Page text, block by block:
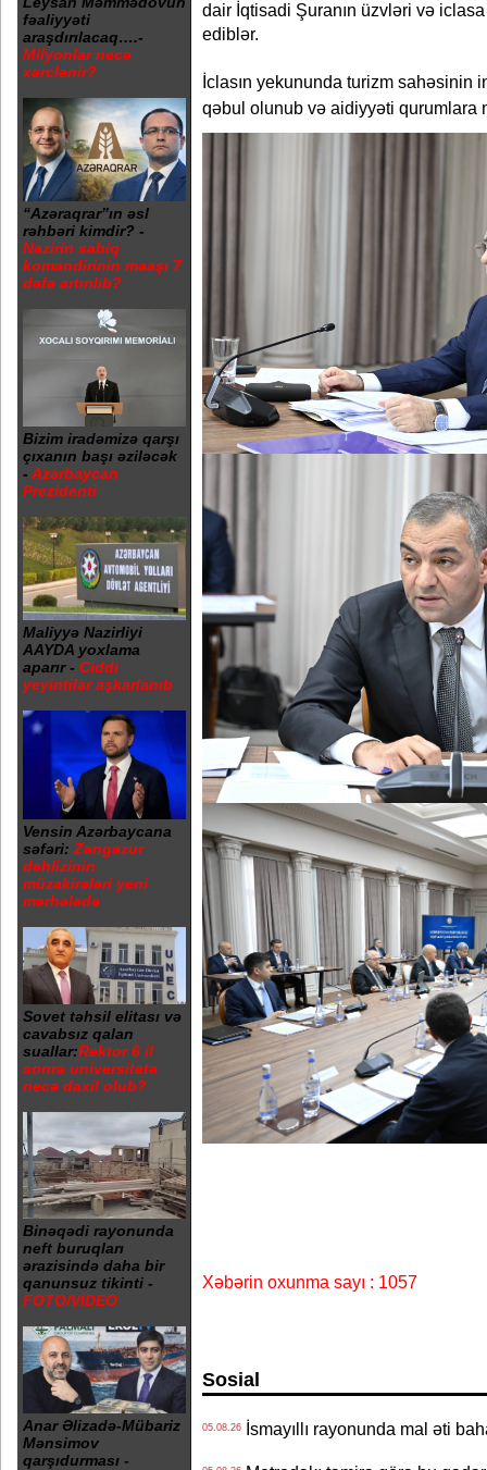
fəaliyyəti
araşdırılacaq….-
Milyonlar necə
xərclənir?
“Azəraqrar”ın əsl
rəhbəri kimdir? -
Nazirin sabiq
komandirinin maaşı 7
dəfə artırılıb?
Bizim iradəmizə qarşı
çıxanın başı əziləcək
- Azərbaycan
Prezidenti
Maliyyə Nazirliyi
AAYDA yoxlama
aparır - Ciddi
yeyintilər aşkarlanıb
Vensin Azərbaycana
səfəri: Zəngəzur
dəhlizinin
müzakirələri yeni
mərhələdə
Sovet təhsil elitası və
cavabsız qalan
suallar:Rektor 6 il
sonra universitetə
necə daxil olub?
Binəqədi rayonunda
neft buruqları
ərazisində daha bir
qanunsuz tikinti -
FOTO/VİDEO
Anar Əlizadə-Mübariz
Mənsimov
qarşıdurması -
dair İqtisadi Şuranın üzvləri və iclasa
ediblər.
İclasın yekununda turizm sahəsinin
qəbul olunub və aidiyyəti qurumlara
Xəbərin oxunma sayı : 1057
Sosial
05.08.26İsmayıllı rayonunda mal əti